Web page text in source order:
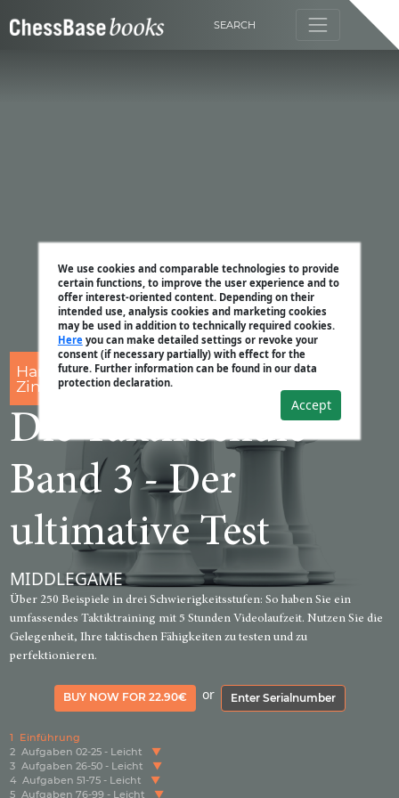
SEARCH
We use cookies and comparable technologies to provide
certain functions, to improve the user experience and to
offer interest-oriented content. Depending on their
intended use, analysis cookies and marketing cookies
may be used in addition to technically required cookies.
Hereyou can make detailed settings or revoke your
consent (if necessary partially) with effect for the
future. Further information can be found in our data
protection declaration.
Accept
Harald Schneider-
Zinner
Die Taktikschule
Band 3 - Der
ultimative Test
MIDDLEGAME
Über 250 Beispiele in drei Schwierigkeitsstufen: So haben Sie ein
umfassendes Taktiktraining mit 5 Stunden Videolaufzeit. Nutzen Sie die
Gelegenheit, Ihre taktischen Fähigkeiten zu testen und zu
perfektionieren.
BUY NOW FOR 22.90€ or Enter Serialnumber
1
Einführung
2 Aufgaben 02-25 - Leicht
3 Aufgaben 26-50 - Leicht
4 Aufgaben 51-75 - Leicht
5 Aufgaben 76-99 - Leicht